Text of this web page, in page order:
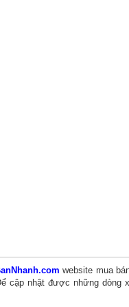
website mua
cập nhật được những dòng